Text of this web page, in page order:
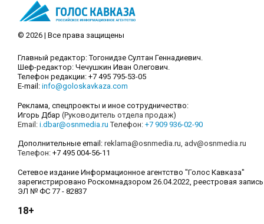
© 2026 | Все права защищены
Главный редактор: Тогонидзе Султан Геннадиевич.
Шеф-редактор: Чечушкин Иван Олегович.
Телефон редакции: +7 495 795-53-05
E-mail: info@goloskavkaza.com
Реклама, спецпроекты и иное сотрудничество:
Игорь Дбар (Руководитель отдела продаж)
Email: i.dbar@osnmedia.ru Телефон: +7 909 936-02-90
Дополнительные email: reklama@osnmedia.ru, adv@osnmedia.ru
Телефон: +7 495 004-56-11
Сетевое издание Информационное агентство "Голос Кавказа"
зарегистрировано Роскомнадзором 26.04.2022, реестровая запись
ЭЛ № ФС 77 - 82837
18+